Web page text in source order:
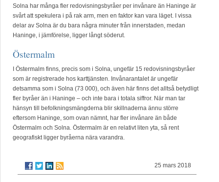
Solna har många fler redovisningsbyråer per invånare än Haninge är
svårt att spekulera i på rak arm, men en faktor kan vara läget. I vissa
delar av Solna är du bara några minuter från innerstaden, medan
Haninge, i jämförelse, ligger långt söderut.
Östermalm
I Östermalm finns, precis som i Solna, ungefär 15 redovisningsbyråer
som är registrerade hos karttjänsten. Invånarantalet är ungefär
detsamma som i Solna (73 000), och även här finns det alltså betydligt
fler byråer än i Haninge – och inte bara i totala siffror. När man tar
hänsyn till befolkningsmängderna blir skillnaderna ännu större
eftersom Haninge, som ovan nämnt, har fler invånare än både
Östermalm och Solna. Östermalm är en relativt liten yta, så rent
geografiskt ligger byråerna nära varandra.
25 mars 2018